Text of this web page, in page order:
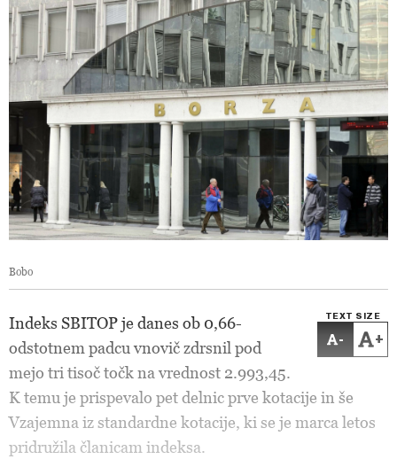
Bobo
TEXT SIZE
- +
Indeks SBITOP je danes ob 0,66-
odstotnem padcu vnovič zdrsnil pod
mejo tri tisoč točk na vrednost 2.993,45.
K temu je prispevalo pet delnic prve kotacije in še
Vzajemna iz standardne kotacije, ki se je marca letos
pridružila članicam indeksa.